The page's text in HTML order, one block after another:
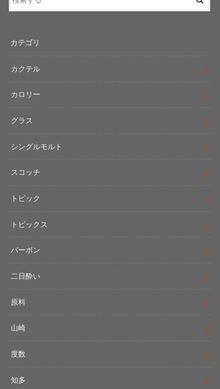
カテゴリ
カクテル
カロリー
グラス
シングルモルト
スコッチ
トピック
トピックス
バーボン
二日酔い
原料
山崎
度数
知多